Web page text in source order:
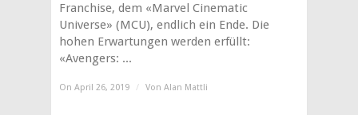
Franchise, dem «Marvel Cinematic
Universe» (MCU), endlich ein Ende. Die
hohen Erwartungen werden erfüllt:
«Avengers: ...
On April 26, 2019 / Von Alan Mattli